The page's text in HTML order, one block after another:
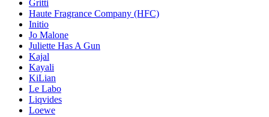
Gritti
Haute Fragrance Company (HFC)
Initio
Jo Malone
Juliette Has A Gun
Kajal
Kayali
KiLian
Le Labo
Liqvides
Loewe